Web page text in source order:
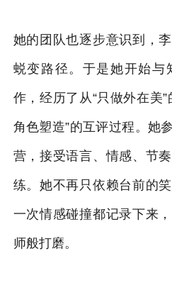
她的团队也逐步意识到，
蜕变路径。于是她开始与
作，经历了从“只做外在美
角色塑造”的互评过程。她
营，接受语言、情感、节
练。她不再只依赖台前的
一次情感碰撞都记录下来
师般打磨。